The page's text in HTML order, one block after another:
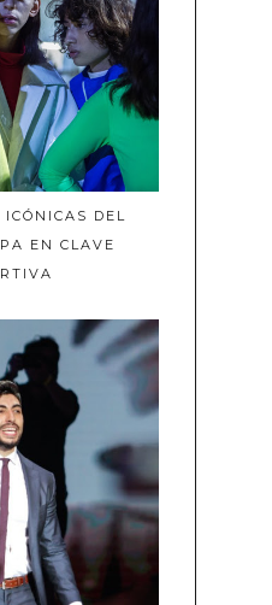
DEL
EN CLAVE